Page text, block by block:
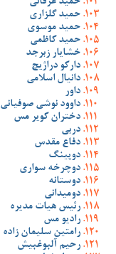
حمید عرفانی
حمید گلزاری
حمید موسوی
حمید کاظمی
خشایار زبرجد
دارکو دراژیچ
دانیال اسلامی
داور
داوود نوشی صوفیانی
دختران کویر مس
دربی
دفاع مقدس
دوپینگ
دوچرخه سواری
دوستانه
دومیدانی
رئیس هیات مدیره
رادیو مس
رامتین سلیمان زاده
رحیم آلبوغبیش